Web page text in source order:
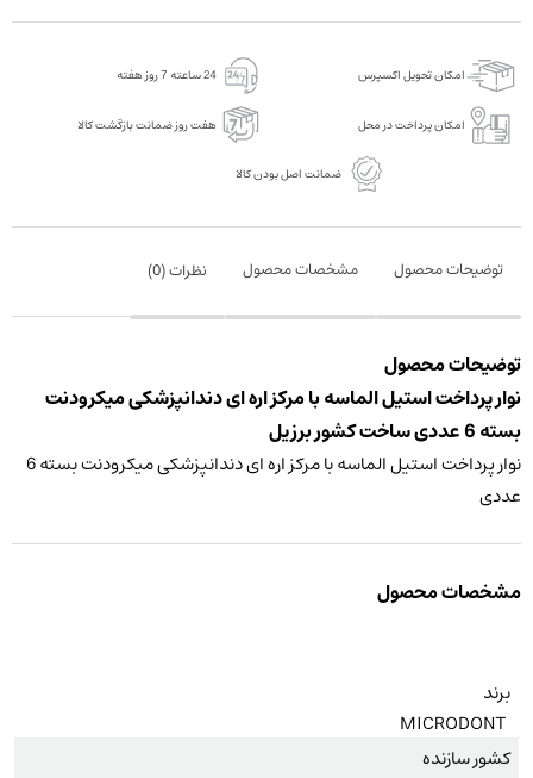
ای
بسته
6
عددی
عدد
امکان تحویل اکسپرس 24 ساعته 7 روز هفته
امکان پرداخت در محل هفت روز ضمانت بازگشت کالا
ضمانت اصل بودن کالا
توضیحات محصول مشخصات محصول نظرات (0
)
توضیحات محصول
نوار پرداخت استیل الماسه با مرکز اره ای دندانپزشکی میکرودنت
بسته 6 عددی ساخت کشور برزیل
نوار پرداخت استیل الماسه با مرکز اره ای دندانپزشکی میکرودنت بسته 6
عددی
مشخصات محصول
برند
MICRODONT
کشور سازنده